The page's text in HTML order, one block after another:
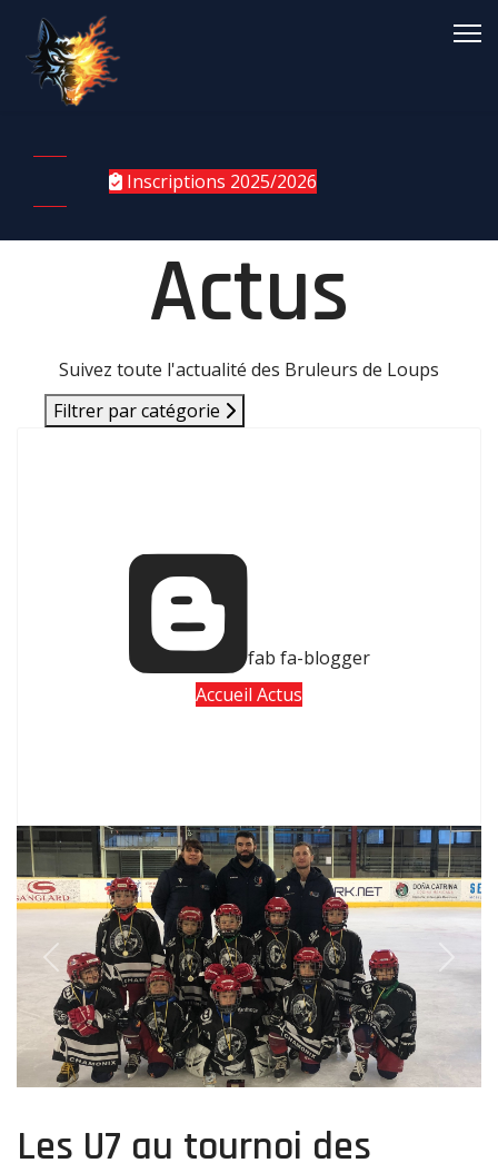
Inscriptions 2025/2026
Actus
Suivez toute l'actualité des Bruleurs de Loups
Filtrer par catégorie
fab fa-blogger
Accueil Actus
Previous Next
Les U7 au tournoi des